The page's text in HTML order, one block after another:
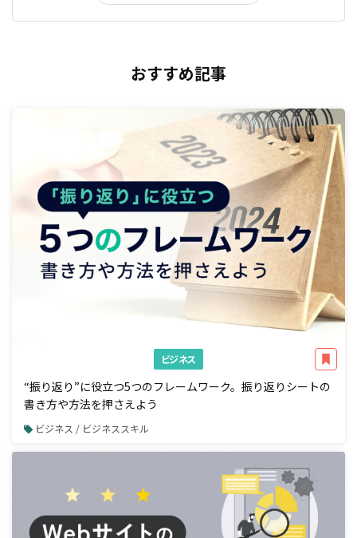
おすすめ記事
ビジネス
“振り返り”に役立つ5つのフレームワーク。振り返りシートの
書き方や方法を押さえよう
ビジネス / ビジネススキル